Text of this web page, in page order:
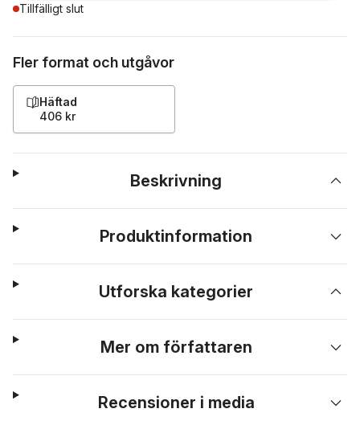
Tillfälligt slut
Fler format och utgåvor
Häftad
406 kr
Beskrivning
Produktinformation
Utforska kategorier
Mer om författaren
Recensioner i media